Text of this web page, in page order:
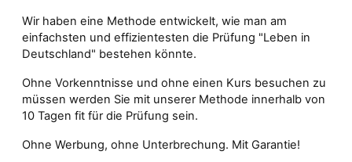
Wir haben eine Methode entwickelt, wie man am
einfachsten und effizientesten die Prüfung "Leben in
Deutschland" bestehen könnte.
Ohne Vorkenntnisse und ohne einen Kurs besuchen zu
müssen werden Sie mit unserer Methode innerhalb von
10 Tagen fit für die Prüfung sein.
Ohne Werbung, ohne Unterbrechung. Mit Garantie!